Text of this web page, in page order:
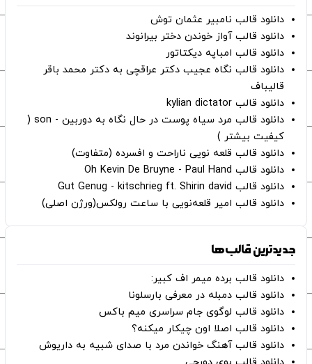
دانلود قالب نامبیر عثمان ‌توش
دانلود قالب آواز خوندن دختر بیرانوند
دانلود قالب امباپه دیکتاتور
دانلود قالب نگاه عجیب دکتر عراقچی به دکتر محمد باقر
قالیباف
دانلود قالب kylian dictator
دانلود قالب مرد سیاه پوست در حال نگاه به دوربین - son (
کیفیت بیشتر )
دانلود قالب قلعه نویی ناراحت و افسرده (متفاوت)
دانلود قالب Oh Kevin De Bruyne - Paul Hand
دانلود قالب Gut Genug - kitschrieg ft. Shirin david
دانلود قالب امیر قلعه‌نویی با ساعت رولکس(ورژن اصلی)
جدیدترین قالب‌ها
دانلود قالب برده میمر اف کبیر:
دانلود قالب دمبله در معرفی بارسلونا
دانلود قالب لوگوی جام سراسری میم باکس
دانلود قالب اصلا اون چیکار میکنه؟
دانلود قالب آهنگ خواندن مرد با صدای شبیه به داریوش